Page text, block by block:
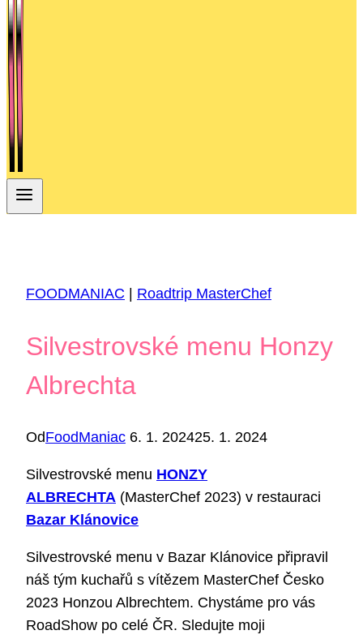
FOODMANIAC Roadtrip MasterChef
Silvestrovské menu Honzy
Albrechta
OdFoodManiac 6. 1. 202425. 1. 2024
Silvestrovské menu HONZY
ALBRECHTA (MasterChef 2023) v restauraci
Bazar Klánovice
Silvestrovské menu v Bazar Klánovice připravil
náš tým kuchařů s vítězem MasterChef Česko
2023 Honzou Albrechtem. Chystáme pro vás
RoadShow po celé ČR. Sledujte moji